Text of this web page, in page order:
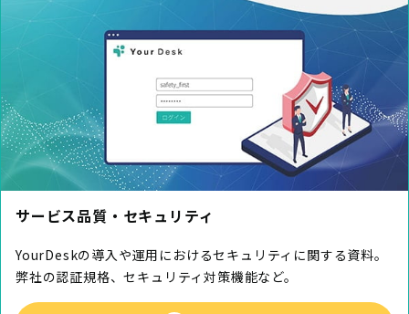
サービス品質・セキュリティ
YourDeskの導入や運用におけるセキュリティに関する資料。
弊社の認証規格、セキュリティ対策機能など。